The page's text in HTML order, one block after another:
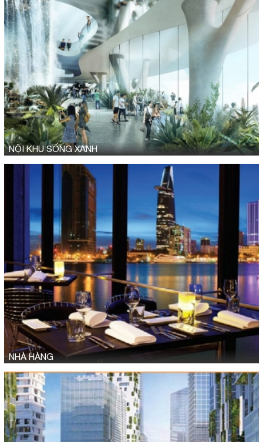
NỘI KHU SỐNG XANH
NHÀ HÀNG